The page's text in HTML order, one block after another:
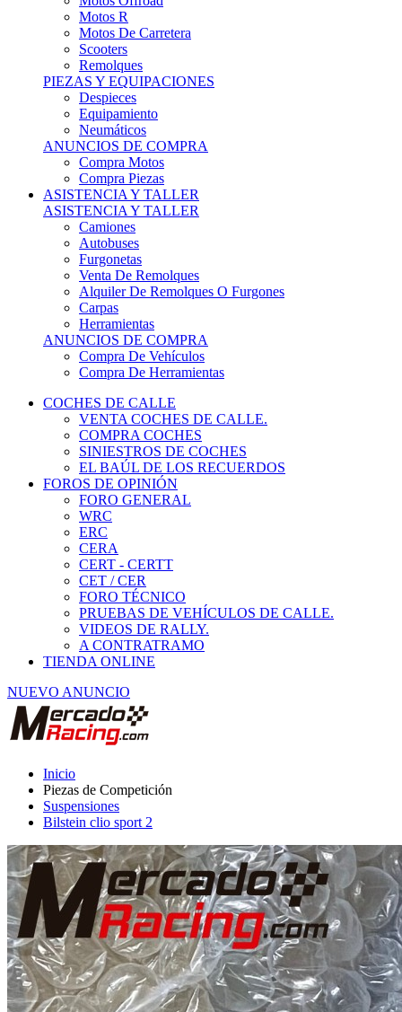
Motos R
Motos De Carretera
Scooters
Remolques
PIEZAS Y EQUIPACIONES
Despieces
Equipamiento
Neumáticos
ANUNCIOS DE COMPRA
Compra Motos
Compra Piezas
ASISTENCIA Y TALLER
ASISTENCIA Y TALLER
Camiones
Autobuses
Furgonetas
Venta De Remolques
Alquiler De Remolques O Furgones
Carpas
Herramientas
ANUNCIOS DE COMPRA
Compra De Vehículos
Compra De Herramientas
COCHES DE CALLE
VENTA COCHES DE CALLE.
COMPRA COCHES
SINIESTROS DE COCHES
EL BAÚL DE LOS RECUERDOS
FOROS DE OPINIÓN
FORO GENERAL
WRC
ERC
CERA
CERT - CERTT
CET / CER
FORO TÉCNICO
PRUEBAS DE VEHÍCULOS DE CALLE.
VIDEOS DE RALLY.
A CONTRATRAMO
TIENDA ONLINE
NUEVO ANUNCIO
Inicio
Piezas de Competición
Suspensiones
Bilstein clio sport 2